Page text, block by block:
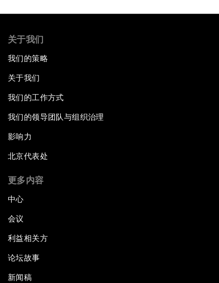
关于我们
我们的策略
关于我们
我们的工作方式
我们的领导团队与组织治理
影响力
北京代表处
更多内容
中心
会议
利益相关方
论坛故事
新闻稿